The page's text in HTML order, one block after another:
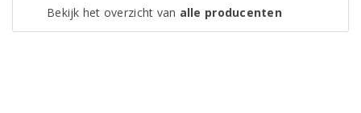
Bekijk het overzicht van alle producenten